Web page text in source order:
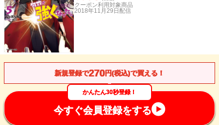
クーポン利用対象商品
2018年11月29日 配信
新規登録で270円(税込)で買える！
かんたん30秒登録！
今すぐ会員登録をする